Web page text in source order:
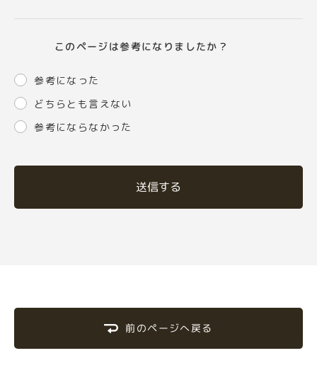
このページは参考になりましたか？
参考になった
どちらとも言えない
参考にならなかった
送信する
前のページへ戻る